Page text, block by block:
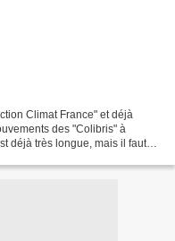
Climat France" et déjà
des "Colibris" à
déjà très longue, mais il faut